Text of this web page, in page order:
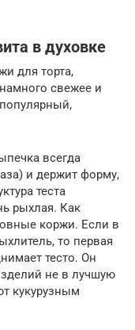
в духовке
для торта,
свежее и
всегда
и держит форму,
теста
рыхлая. Как
коржи. Если в
то первая
тесто. Он
не в лучшую
кукурузным